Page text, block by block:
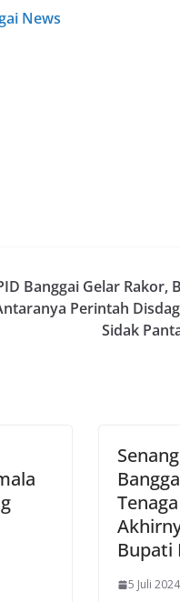
News
Banggai Gelar Rakor,
Perintah
Sidak
Bupati
5 Juli 2024